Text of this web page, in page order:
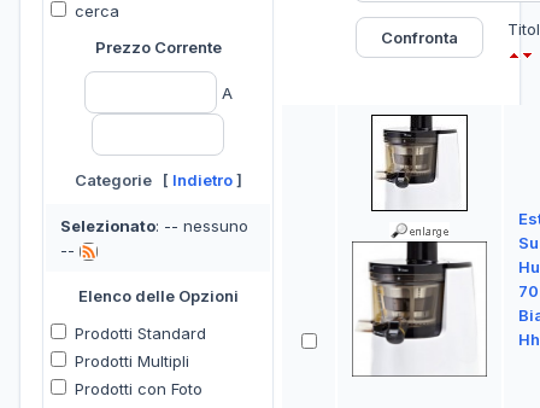
cerca
Prezzo Corrente
A
Categorie [ Indietro]
Selezionato: -- nessuno
--
Elenco delle Opzioni
Prodotti Standard
Prodotti Multipli
Prodotti con Foto
Hh